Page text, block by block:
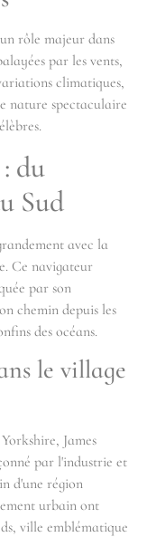
rôle majeur dans
par les vents,
climatiques,
nature spectaculaire
du
Sud
avec la
Ce navigateur
par son
chemin depuis les
des océans.
le village
James
par l'industrie et
d'une région
urbain ont
ville emblématique